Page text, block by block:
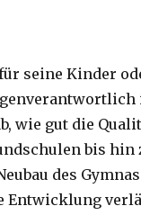
seine Kinder
wie gut die
bis hin
des
Entwicklung